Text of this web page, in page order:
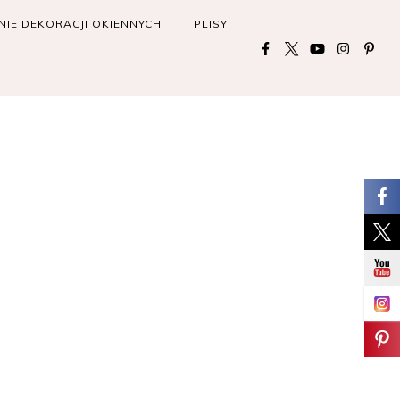
DEKORACJI OKIENNYCH PLISY